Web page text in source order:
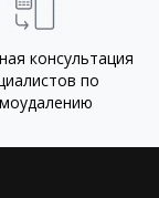
консультация
по